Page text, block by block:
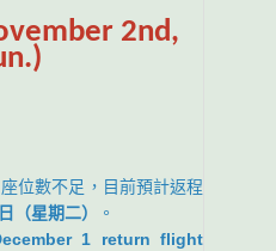
2nd,
座位數不足，目前預計返程
（星期二）
。
1 return flight